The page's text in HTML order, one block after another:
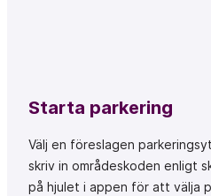
Starta parkering
Välj en föreslagen
skriv in områdeskoden enligt
på hjulet i appen för att välja